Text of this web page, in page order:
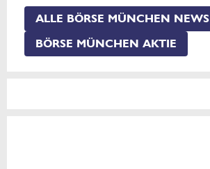
ALLE BÖRSE MÜNCHEN NEWS
BÖRSE MÜNCHEN AKTIE